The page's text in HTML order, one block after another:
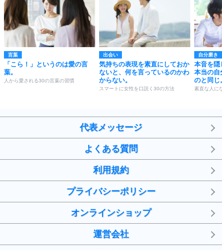
言葉
「こら！」というのは愛の言
葉。
人から愛される30の言葉の習慣
出会い
気持ちの表現を素直にしておか
ないと、何を言っているのかわ
からない。
スマートに女性を口説く30の方法
自分磨き
本音を隠
本当の自
のと同じ
素直な人に
代表メッセージ
よくある質問
利用規約
プライバシーポリシー
オンラインショップ
運営会社